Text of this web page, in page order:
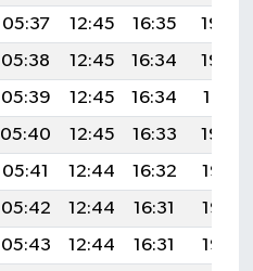
05:37 12:45 16:35
19:43
05:38 12:45 16:34
19:42
05:39 12:45 16:34
19:41
05:40 12:45 16:33
19:39
05:41 12:44 16:32
19:38
05:42 12:44 16:31
19:36
05:43 12:44 16:31
19:35